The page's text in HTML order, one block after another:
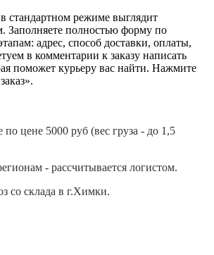
стандартном режиме выглядит
Заполняете полностью форму по
адрес, способ доставки, оплаты,
в комментарии к заказу написать
поможет курьеру вас найти. Нажмите
цене 5000 руб (вес груза - до 1,5
- рассчитывается логистом.
со склада в г.Химки.